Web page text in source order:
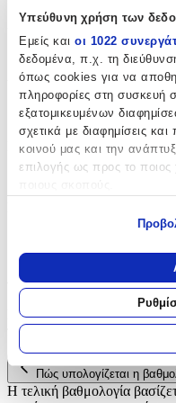
Υπεύθυνη χρήση των
Εμείς και οι 1022
δεδομένα, π.χ. τη
όπως cookies για να
πληροφορίες στη συσκευή
εξατομικευμένων
σχετικά με διαφημίσεις
κοινού μας και την
επιλογής ως προς το ποιος
Εάν μας επιτρέπετε, θα
τοποθεσία, οι οποίες
Να αναγνωρίσουμε
συγκεκριμένα
Μάθετε περισσότερα
προσωπικών σας
ενότητα “Λεπτομέρειες”.
τη συγκατάθεσή σας ανά
Ζωάκια:
Όχι
Υλικό:
Πλαστικό
Ιμάντες Στήριξης :
Όχι
Αξιολογήσεις
Προς το παρόν δεν
προστεθούν, θα
Πώς υπολογίζεται η
Η τελική βαθμολογία